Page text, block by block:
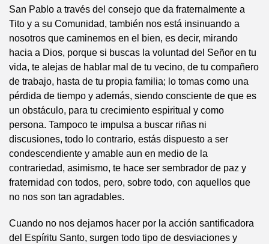
San Pablo a través del consejo que da fraternalmente a
Tito y a su Comunidad, también nos está insinuando a
nosotros que caminemos en el bien, es decir, mirando
hacia a Dios, porque si buscas la voluntad del Señor en tu
vida, te alejas de hablar mal de tu vecino, de tu compañero
de trabajo, hasta de tu propia familia; lo tomas como una
pérdida de tiempo y además, siendo consciente de que es
un obstáculo, para tu crecimiento espiritual y como
persona. Tampoco te impulsa a buscar riñas ni
discusiones, todo lo contrario, estás dispuesto a ser
condescendiente y amable aun en medio de la
contrariedad, asimismo, te hace ser sembrador de paz y
fraternidad con todos, pero, sobre todo, con aquellos que
no nos son tan agradables.
Cuando no nos dejamos hacer por la acción santificadora
del Espíritu Santo, surgen todo tipo de desviaciones y